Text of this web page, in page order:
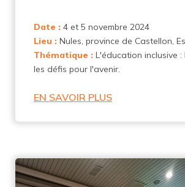
Date : 4 et 5 novembre 2024
Lieu : Nules, province de Castellon,
Thématique : L'éducation inclusive
les défis pour l'avenir.
EN SAVOIR PLUS